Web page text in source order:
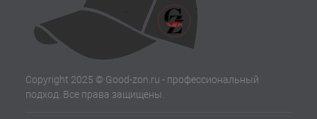
Copyright 2025 © Good-zon.ru - профессиональный
подход. Все права защищены.